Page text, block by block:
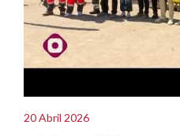
20 Abril 2026